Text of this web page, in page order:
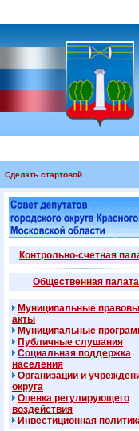
Сделать стартовой
Контрольно-счетная
Общественная палата
Муниципальные
акты
Муниципальные
Публичные слушания
Социальная поддержка
населения
Организации и
округа
Оценка регулирующего
воздействия
Инвестиционная